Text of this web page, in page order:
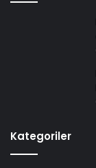
Kategoriler